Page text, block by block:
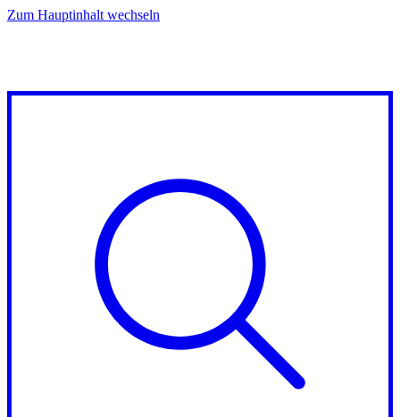
Zum Hauptinhalt wechseln